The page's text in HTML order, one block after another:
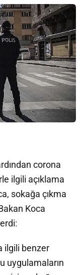
corona
ilgili açıklama
sokağa çıkma
Koca
ilgili benzer
uygulamaların